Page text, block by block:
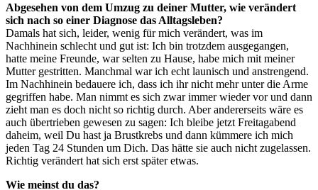
Abgesehen von dem Umzug zu deiner Mutter, wie verändert
sich nach so einer Diagnose das Alltagsleben?
Damals hat sich, leider, wenig für mich verändert, was im
Nachhinein schlecht und gut ist: Ich bin trotzdem ausgegangen,
hatte meine Freunde, war selten zu Hause, habe mich mit meiner
Mutter gestritten. Manchmal war ich echt launisch und anstrengend.
Im Nachhinein bedauere ich, dass ich ihr nicht mehr unter die Arme
gegriffen habe. Man nimmt es sich zwar immer wieder vor und dann
zieht man es doch nicht so richtig durch. Aber andererseits wäre es
auch übertrieben gewesen zu sagen: Ich bleibe jetzt Freitagabend
daheim, weil Du hast ja Brustkrebs und dann kümmere ich mich
jeden Tag 24 Stunden um Dich. Das hätte sie auch nicht zugelassen.
Richtig verändert hat sich erst später etwas.
Wie meinst du das?